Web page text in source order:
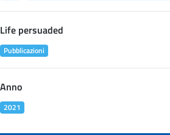
Life persuaded
Pubblicazioni
Anno
2021